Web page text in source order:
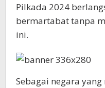
Pilkada 2024
bermartabat tanpa
ini.
Sebagai negara